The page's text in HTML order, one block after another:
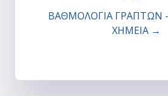
ΒΑΘΜΟΛΟΓΙΑ ΓΡΑΠΤΩΝ
ΧΗΜΕΙΑ →